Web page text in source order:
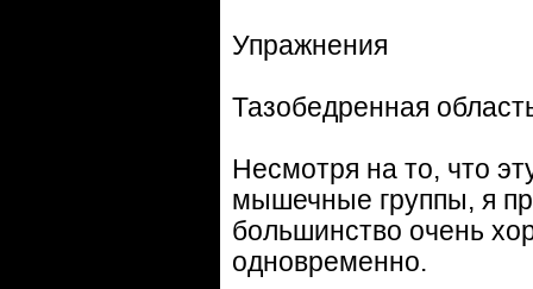
Упражнения
Тазобедренная
Несмотря на то, что
мышечные группы, я
большинство очень
одновременно.